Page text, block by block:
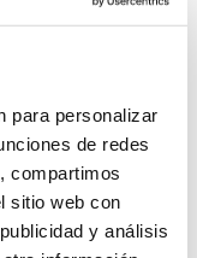
para personalizar
de redes
compartimos
sitio web con
y análisis
Estás
entrar a la